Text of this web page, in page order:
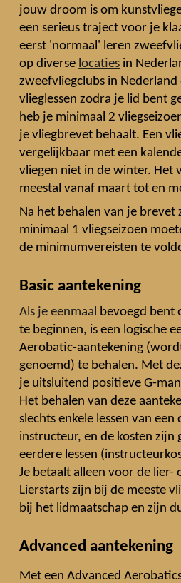
jouw droom is om
een serieus traject voor je
eerst 'normaal' leren
op diverse locaties in
zweefvliegclubs in
vlieglessen zodra je lid bent
heb je minimaal 2
je vliegbrevet behaalt. Een
vergelijkbaar met een
vliegen niet in de winter. Het
meestal vanaf maart tot en
Na het behalen van je brevet
minimaal 1 vliegseizoen
de minimumvereisten te
Basic aantekening
Als je eenmaal bevoegd bent
te beginnen, is een logische
Aerobatic-aantekening
genoemd) te behalen. Met
je uitsluitend positieve G-
Het behalen van deze
slechts enkele lessen van
instructeur, en de kosten zijn
eerdere lessen
Je betaalt alleen voor de lier-
Lierstarts zijn bij de meeste
bij het lidmaatschap en zijn
Advanced aantekening
Met een Advanced